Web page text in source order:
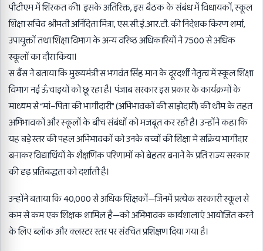
पीटीएम में शिरकत की। इसके अतिरिक्त, इस बैठक के संबंध में विधायकों, स्कूल
शिक्षा सचिव श्रीमती अनिंदिता मित्रा, एस.सी.ई.आर.टी. की निदेशक किरण शर्मा,
उपायुक्तों तथा शिक्षा विभाग के अन्य वरिष्ठ अधिकारियों ने 7500 से अधिक
स्कूलों का दौरा किया।
स बैंस ने बताया कि मुख्यमंत्री स भगवंत सिंह मान के दूरदर्शी नेतृत्व में स्कूल शिक्षा
विभाग नई ऊँचाइयों को छू रहा है। पंजाब सरकार इस प्रकार के कार्यक्रमों के
माध्यम से “मां–पिता की भागीदारी” (अभिभावकों की साझेदारी) की थीम के तहत
अभिभावकों और स्कूलों के बीच संबंधों को मजबूत कर रही है। उन्होंने कहा कि
यह बड़े स्तर की पहल अभिभावकों को उनके बच्चों की शिक्षा में सक्रिय भागीदार
बनाकर विद्यार्थियों के शैक्षणिक परिणामों को बेहतर बनाने के प्रति राज्य सरकार
की दृढ़ प्रतिबद्धता को दर्शाती है।
उन्होंने बताया कि 40,000 से अधिक शिक्षकों—जिनमें प्रत्येक सरकारी स्कूल से
कम से कम एक शिक्षक शामिल है—को अभिभावक कार्यशालाएं आयोजित करने
के लिए ब्लॉक और क्लस्टर स्तर पर संरचित प्रशिक्षण दिया गया है।